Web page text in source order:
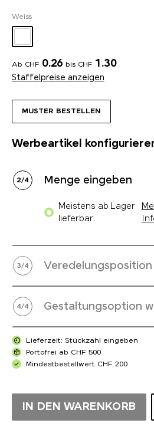
MUSTER BESTELLEN
Weiss
Ab CHF 0.26 bis CHF 1.30
Staffelpreise anzeigen
Werbeartikel
2/4 Menge eingeben
Meistens ab Lager
lieferbar.
3/4 Veredelungsposition
4/4 Gestaltungsoption
Lieferzeit: Stückzahl eingeben
Portofrei ab CHF 500
Mindestbestellwert CHF 200
IN DEN WARENKORB